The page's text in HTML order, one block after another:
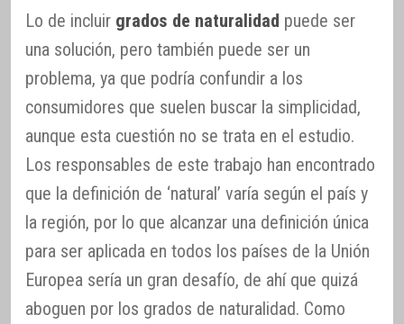
Lo de incluir grados de naturalidad puede ser
una solución, pero también puede ser un
problema, ya que podría confundir a los
consumidores que suelen buscar la simplicidad,
aunque esta cuestión no se trata en el estudio.
Los responsables de este trabajo han encontrado
que la definición de ‘natural’ varía según el país y
la región, por lo que alcanzar una definición única
para ser aplicada en todos los países de la Unión
Europea sería un gran desafío, de ahí que quizá
aboguen por los grados de naturalidad. Como